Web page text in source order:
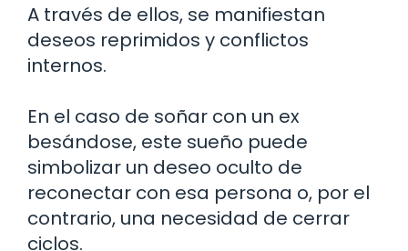
A través de ellos, se manifiestan
deseos reprimidos y conflictos
internos.
En el caso de soñar con un ex
besándose, este sueño puede
simbolizar un deseo oculto de
reconectar con esa persona o, por el
contrario, una necesidad de cerrar
ciclos.